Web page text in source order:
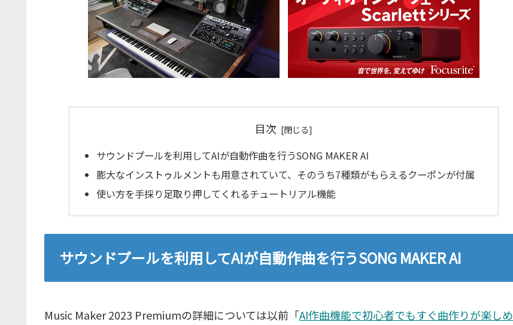
目次
サウンドプールを利用してAIが自動作曲を行うSONG MAKER AI
膨大なインストゥルメントも用意されていて、そのうち7種類がもらえるクーポンが付属
使い方を手採り足取り押してくれるチュートリアル機能
サウンドプールを利用してAIが自動作曲を行うSONG MAKER AI
Music Maker 2023 Premiumの詳細については以前「AI作曲機能で初心者でもすぐ曲作りが楽しめ